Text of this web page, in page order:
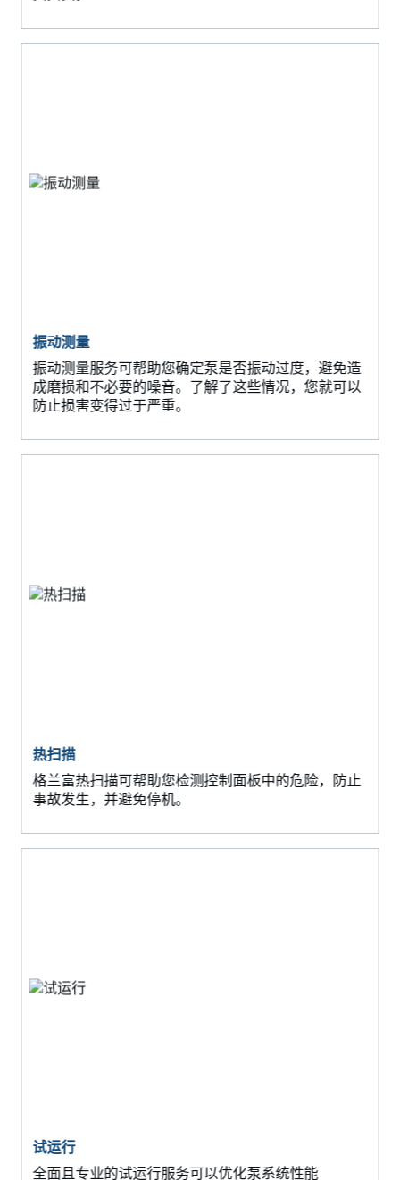
振动测量
振动测量服务可帮助您确定泵是否振动过度，避免造
成磨损和不必要的噪音。了解了这些情况，您就可以
防止损害变得过于严重。
热扫描
格兰富热扫描可帮助您检测控制面板中的危险，防止
事故发生，并避免停机。
试运行
全面且专业的试运行服务可以优化泵系统性能